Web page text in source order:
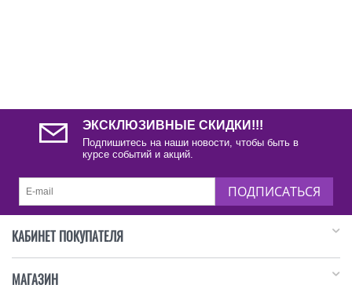
ЭКСКЛЮЗИВНЫЕ СКИДКИ!!!
Подпишитесь на наши новости, чтобы быть в
курсе событий и акций.
ПОДПИСАТЬСЯ
КАБИНЕТ ПОКУПАТЕЛЯ
МАГАЗИН